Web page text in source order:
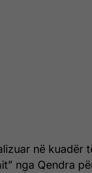
në kuadër
nga Qendra